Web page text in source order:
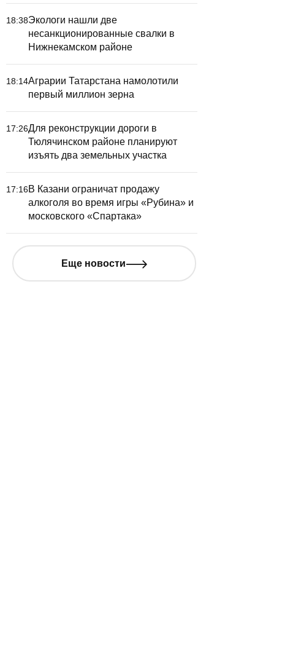
18:38Экологи нашли две
несанкционированные свалки в
Нижнекамском районе
18:14Аграрии Татарстана намолотили
первый миллион зерна
17:26Для реконструкции дороги в
Тюлячинском районе планируют
изъять два земельных участка
17:16В Казани ограничат продажу
алкоголя во время игры «Рубина» и
московского «Спартака»
Еще новости